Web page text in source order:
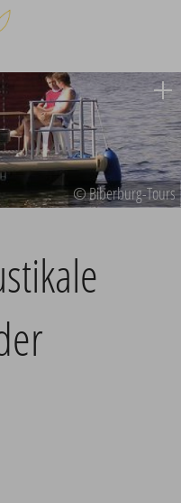
© Biberburg-Tours